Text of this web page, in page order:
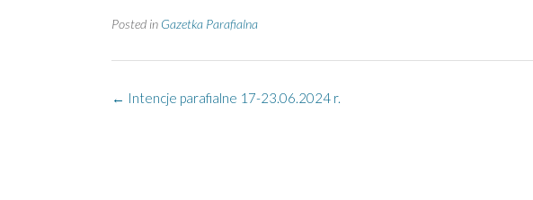
Posted in Gazetka Parafialna
Post
← Intencje parafialne 17-23.06.2024 r.